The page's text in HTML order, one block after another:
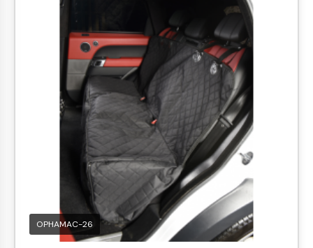
OPHAMAC-26